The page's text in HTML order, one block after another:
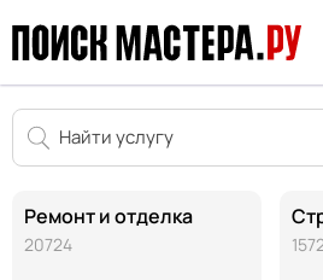
Ремонт и отделка
20724